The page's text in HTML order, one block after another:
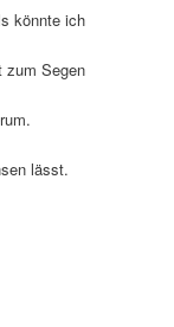
könnte ich
zum Segen
lässt.